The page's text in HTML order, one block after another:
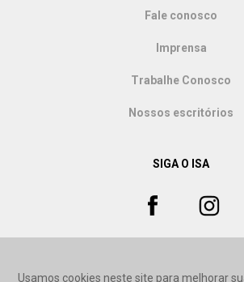
Fale conosco
Imprensa
Trabalhe Conosco
Nossos escritórios
SIGA O ISA
Usamos cookies neste site para melhorar